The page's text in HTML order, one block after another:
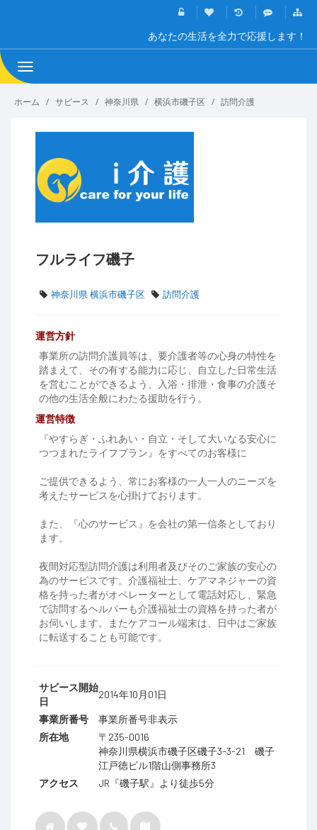
あなたの生活を全力で応援します！
Toggle
navigation
ホーム サビース 神奈川県 横浜市磯子区 訪問介護
フルライフ磯子
神奈川県 横浜市磯子区 訪問介護
運営方針
事業所の訪問介護員等は、要介護者等の心身の特性を
踏まえて、その有する能力に応じ、自立した日常生活
を営むことができるよう、入浴・排泄・食事の介護そ
の他の生活全般にわたる援助を行う。
運営特徴
『やすらぎ・ふれあい・自立・そして大いなる安心に
つつまれたライフプラン』をすべてのお客様に
ご提供できるよう、常にお客様の一人一人のニーズを
考えたサービスを心掛けております。
また、『心のサービス』を会社の第一信条としており
ます。
夜間対応型訪問介護は利用者及びそのご家族の安心の
為のサービスです。介護福祉士、ケアマネジャーの資
格を持った者がオペレーターとして電話対応し、緊急
で訪問するヘルパーも介護福祉士の資格を持った者が
お伺いします。またケアコール端末は、日中はご家族
に転送することも可能です。
サビース開始
日
2014年10月01日
事業所番号
事業所番号非表示
所在地
〒235-0016
神奈川県横浜市磯子区磯子3-3-21 磯子
江戸徳ビル1階山側事務所3
アクセス
JR『磯子駅』より徒歩5分